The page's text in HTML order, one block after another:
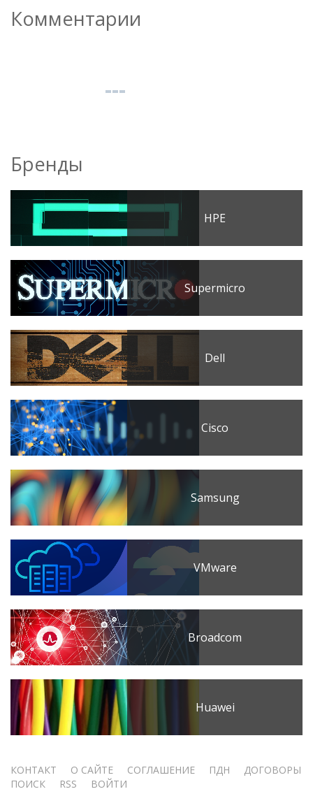
Комментарии
Бренды
HPE
Supermicro
Dell
Cisco
Samsung
VMware
Broadcom
Huawei
Меню
КОНТАКТ О САЙТЕ СОГЛАШЕНИЕ ПДН
ДОГОВОРЫ
ПОИСК
RSS ВОЙТИ